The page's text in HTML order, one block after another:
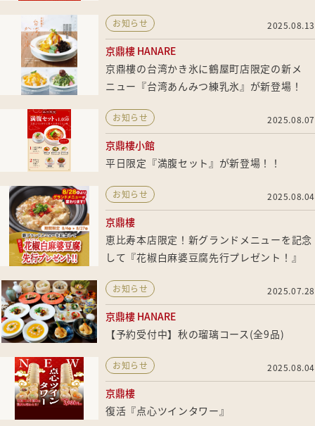
お知らせ 2025.08.13
京鼎樓 HANARE
京鼎樓の台湾かき氷に鶴屋町店限定の新メ
ニュー『台湾あんみつ練乳氷』が新登場！
お知らせ 2025.08.07
京鼎樓小館
平日限定『満腹セット』が新登場！！
お知らせ 2025.08.04
京鼎樓
恵比寿本店限定！新グランドメニューを記念
して『花椒白麻婆豆腐先行プレゼント！』
お知らせ 2025.07.28
京鼎樓 HANARE
【予約受付中】秋の瑠璃コース(全9品)
お知らせ 2025.08.04
京鼎樓
復活『点心ツインタワー』